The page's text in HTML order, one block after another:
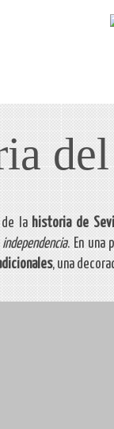
la historia de
independencia. En una
, una